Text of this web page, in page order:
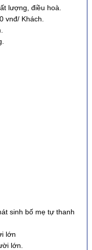
lượng, điều hoà.
vnđ/ Khách.
sinh bố mẹ tự thanh
lớn
lớn.